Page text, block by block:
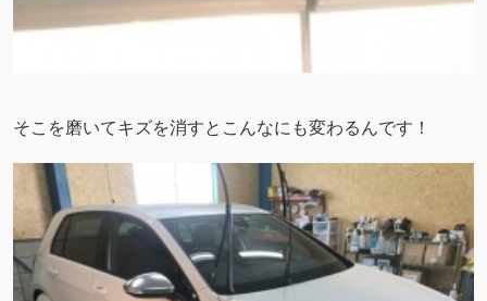
そこを磨いてキズを消すとこんなにも変わるんです！